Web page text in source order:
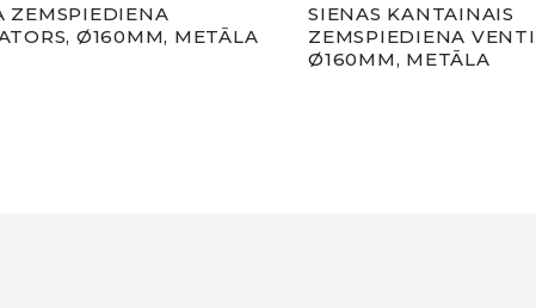
ZEMSPIEDIENA
Ø160MM, METĀLA
SIENAS KANTAINAIS
ZEMSPIEDIENA
Ø160MM, METĀLA